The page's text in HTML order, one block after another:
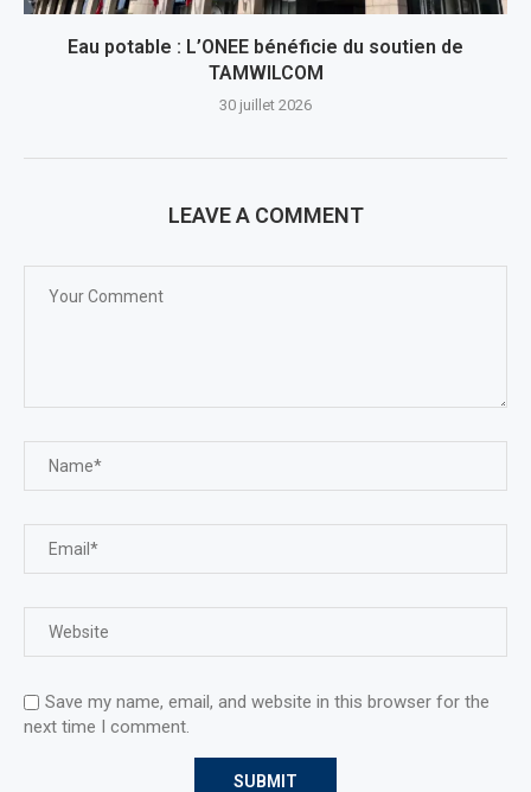
Eau potable : L’ONEE bénéficie du soutien de
TAMWILCOM
30 juillet 2026
LEAVE A COMMENT
Save my name, email, and website in this browser for the
next time I comment.